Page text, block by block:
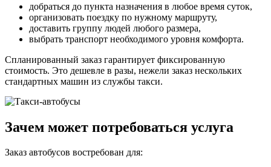
добраться до пункта назначения в любое время суток,
организовать поездку по нужному маршруту,
доставить группу людей любого размера,
выбрать транспорт необходимого уровня комфорта.
Спланированный заказ гарантирует фиксированную
стоимость. Это дешевле в разы, нежели заказ нескольких
стандартных машин из службы такси.
Зачем может потребоваться услуга
Заказ автобусов востребован для: